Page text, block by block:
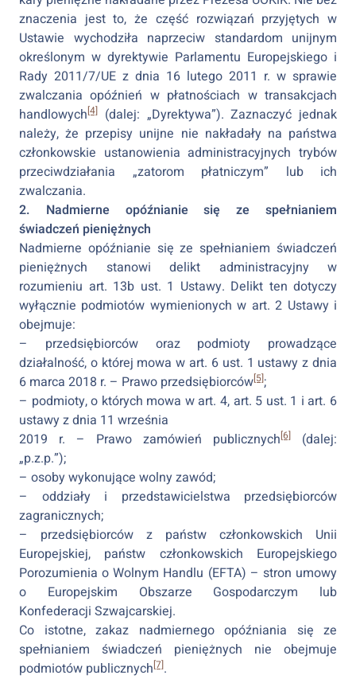
znaczenia jest to, że część rozwiązań przyjętych w
Ustawie wychodziła naprzeciw standardom unijnym
określonym w dyrektywie Parlamentu Europejskiego i
Rady 2011/7/UE z dnia 16 lutego 2011 r. w sprawie
zwalczania opóźnień w płatnościach w transakcjach
handlowych[4] (dalej: „Dyrektywa”). Zaznaczyć jednak
należy, że przepisy unijne nie nakładały na państwa
członkowskie ustanowienia administracyjnych trybów
przeciwdziałania „zatorom płatniczym” lub ich
zwalczania.
2. Nadmierne opóźnianie się ze spełnianiem
świadczeń pieniężnych
Nadmierne opóźnianie się ze spełnianiem świadczeń
pieniężnych stanowi delikt administracyjny w
rozumieniu art. 13b ust. 1 Ustawy. Delikt ten dotyczy
wyłącznie podmiotów wymienionych w art. 2 Ustawy i
obejmuje:
– przedsiębiorców oraz podmioty prowadzące
działalność, o której mowa w art. 6 ust. 1 ustawy z dnia
6 marca 2018 r. – Prawo przedsiębiorców[5];
– podmioty, o których mowa w art. 4, art. 5 ust. 1 i art. 6
ustawy z dnia 11 września
2019 r. – Prawo zamówień publicznych[6]
(dalej:
„p.z.p.”);
– osoby wykonujące wolny zawód;
– oddziały i przedstawicielstwa przedsiębiorców
zagranicznych;
– przedsiębiorców z państw członkowskich Unii
Europejskiej, państw członkowskich Europejskiego
Porozumienia o Wolnym Handlu (EFTA) – stron umowy
o Europejskim Obszarze Gospodarczym lub
Konfederacji Szwajcarskiej.
Co istotne, zakaz nadmiernego opóźniania się ze
spełnianiem świadczeń pieniężnych nie obejmuje
podmiotów publicznych[7].